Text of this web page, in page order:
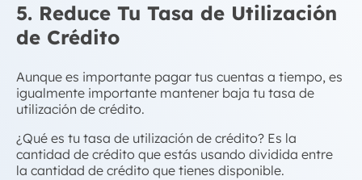
5. Reduce Tu Tasa de Utilización
de Crédito
Aunque es importante pagar tus cuentas a tiempo, es
igualmente importante mantener baja tu tasa de
utilización de crédito.
¿Qué es tu tasa de utilización de crédito? Es la
cantidad de crédito que estás usando dividida entre
la cantidad de crédito que tienes disponible.